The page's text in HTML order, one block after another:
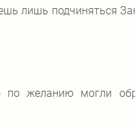
лишь подчиняться
желанию могли